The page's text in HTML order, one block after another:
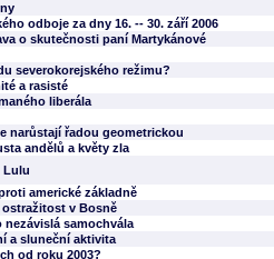
odboje za dny 16. -- 30. září 2006
o skutečnosti paní Martykánové
severokorejského režimu?
a rasisté
liberála
narůstají řadou geometrickou
andělů a květy zla
Lulu
americké základně
v Bosně
nezávislá samochvála
a sluneční aktivita
od roku 2003?